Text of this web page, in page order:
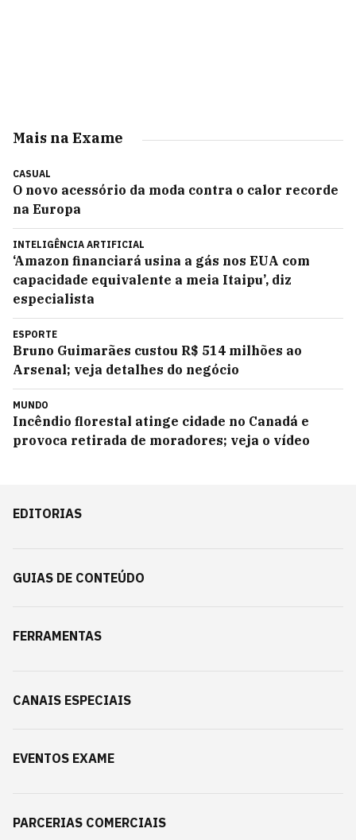
Mais na Exame
CASUAL
O novo acessório da moda contra o calor recorde
na Europa
INTELIGÊNCIA ARTIFICIAL
‘Amazon financiará usina a gás nos EUA com
capacidade equivalente a meia Itaipu’, diz
especialista
ESPORTE
Bruno Guimarães custou R$ 514 milhões ao
Arsenal; veja detalhes do negócio
MUNDO
Incêndio florestal atinge cidade no Canadá e
provoca retirada de moradores; veja o vídeo
EDITORIAS
GUIAS DE CONTEÚDO
FERRAMENTAS
CANAIS ESPECIAIS
EVENTOS EXAME
PARCERIAS COMERCIAIS